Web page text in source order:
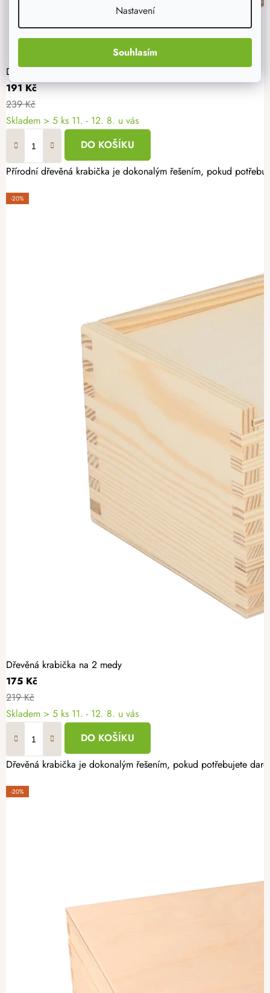
Nastavení
Souhlasím
Dřevěná krabička na 3 medy
191 Kč
239 Kč
Skladem > 5 ks 11. - 12. 8. u vás
DO KOŠÍKU
Přírodní dřevěná krabička je dokonalým řešením, pokud
-20%
Dřevěná krabička na 2 medy
175 Kč
219 Kč
Skladem > 5 ks 11. - 12. 8. u vás
DO KOŠÍKU
Dřevěná krabička je dokonalým řešením, pokud potřebujete
-20%